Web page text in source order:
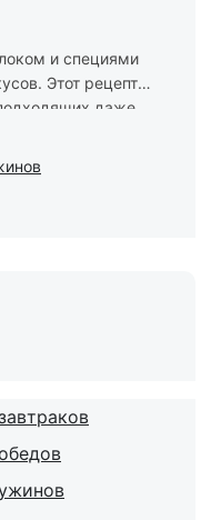
и специями
Этот рецепт
даже...